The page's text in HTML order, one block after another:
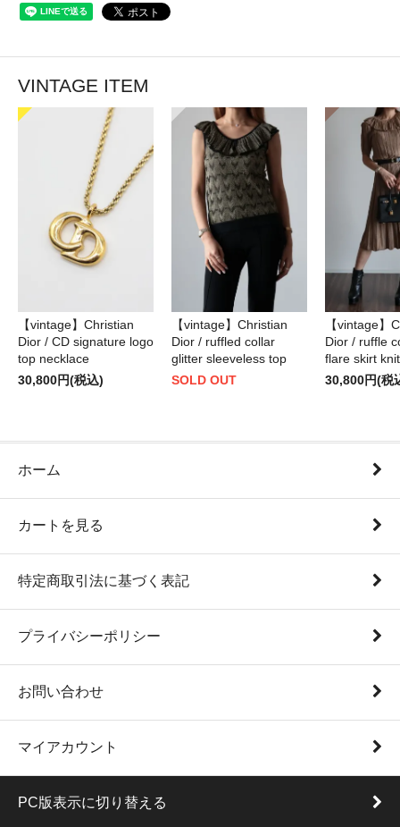
VINTAGE ITEM
【vintage】Christian
Dior / CD signature logo
top necklace
30,800円(税込)
【vintage】Christian
Dior / ruffled collar
glitter sleeveless top
SOLD OUT
【vintage】
Dior / ruffle
flare skirt
30,800円(税
ホーム
カートを見る
特定商取引法に基づく表記
プライバシーポリシー
お問い合わせ
マイアカウント
PC版表示に切り替える